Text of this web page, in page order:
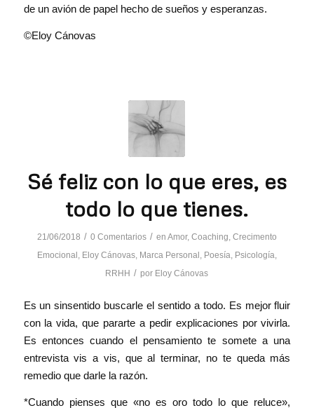
de un avión de papel hecho de sueños y esperanzas.
©Eloy Cánovas
Sé feliz con lo que eres, es
todo lo que tienes.
21/06/2018 / 0 Comentarios / en Amor, Coaching Crecimento
Emocional Eloy Cánovas, Marca Personal Poesía Psicología
RRHH / por Eloy Cánovas
Es un sinsentido buscarle el sentido a todo. Es mejor fluir
con la vida, que pararte a pedir explicaciones por vivirla.
Es entonces cuando el pensamiento te somete a una
entrevista vis a vis, que al terminar, no te queda más
remedio que darle la razón.
*Cuando pienses que «no es oro todo lo que reluce»,